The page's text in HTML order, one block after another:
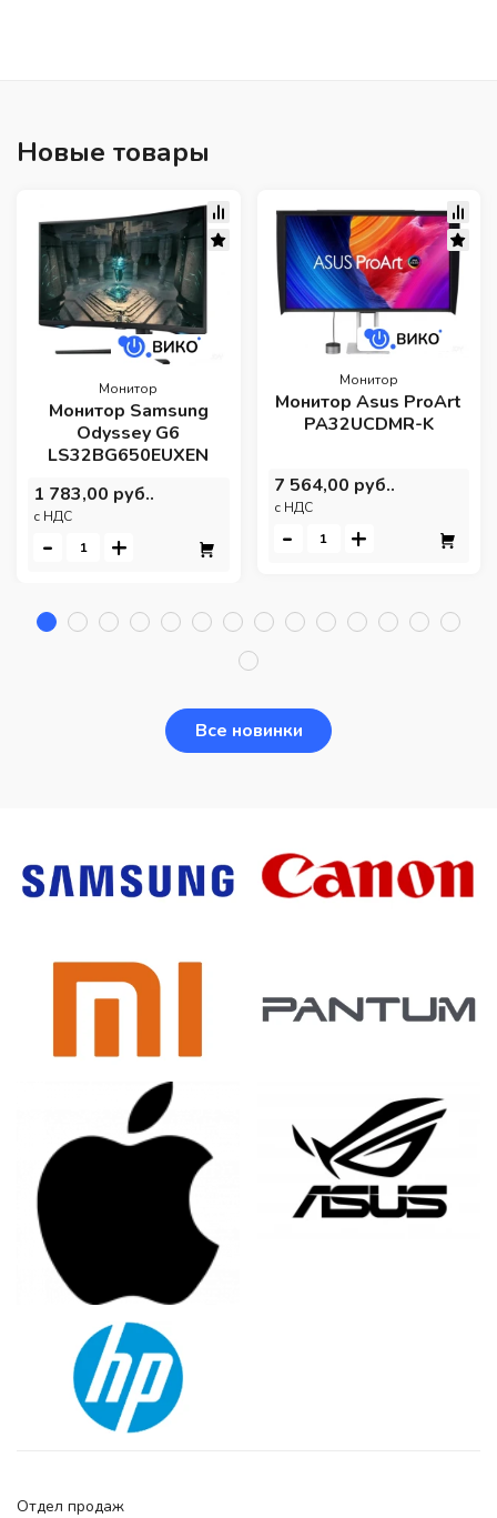
Новые товары
Монитор
Монитор Samsung
Odyssey G6
LS32BG650EUXEN
1 783,00 руб..
c НДС
- +
Монитор
Монитор Asus ProArt
PA32UCDMR-K
7 564,00 руб..
c НДС
- +
Все новинки
Отдел продаж